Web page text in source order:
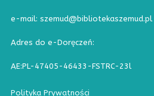
e-mail: szemud@bibliotekaszemud.pl
Adres do e-Doręczeń:
AE:PL-47405-46433-FSTRC-23l
Polityka Prywatności